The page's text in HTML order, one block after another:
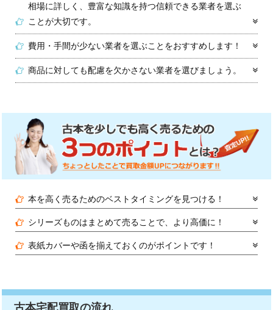
相場に詳しく、豊富な知識を持つ信頼できる業者を選ぶ
ことが大切です。
費用・手間が少ない業者を選ぶことをおすすめします！
商品に対しても配慮を欠かさない業者を選びましょう。
本を高く売るためのベストタイミングを見つける！
シリーズものはまとめて売ることで、より高価に！
表紙カバーや函を揃えておくのがポイントです！